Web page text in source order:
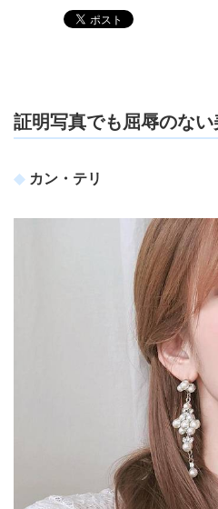
証明写真でも屈辱のない
カン・テリ